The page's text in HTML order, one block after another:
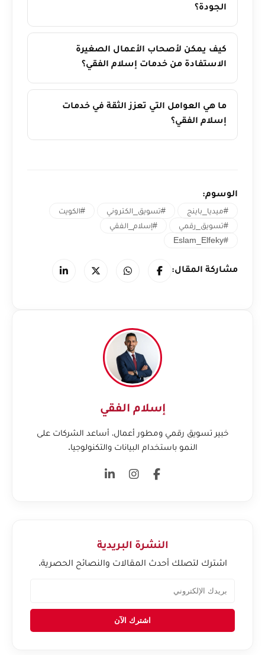
الجودة؟
كيف يمكن لأصحاب الأعمال الصغيرة
الاستفادة من خدمات إسلام الفقي؟
ما هي العوامل التي تعزز الثقة في خدمات
إسلام الفقي؟
الوسوم:
#ميديا_باينج #تسويق_الكتروني
#الكويت
#تسويق_رقمي
#إسلام_الفقي
#Eslam_Elfeky
مشاركة المقال:
إسلام الفقي
خبير تسويق رقمي ومطور أعمال، أساعد الشركات على
النمو باستخدام البيانات والتكنولوجيا.
النشرة البريدية
اشترك لتصلك أحدث المقالات والنصائح الحصرية.
اشترك الآن